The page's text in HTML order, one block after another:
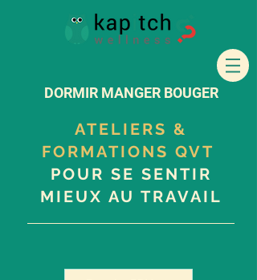
DORMIR MANGER BOUGER
ATELIERS &
FORMATIONS QVT
POUR SE SENTIR
MIEUX AU TRAVAIL